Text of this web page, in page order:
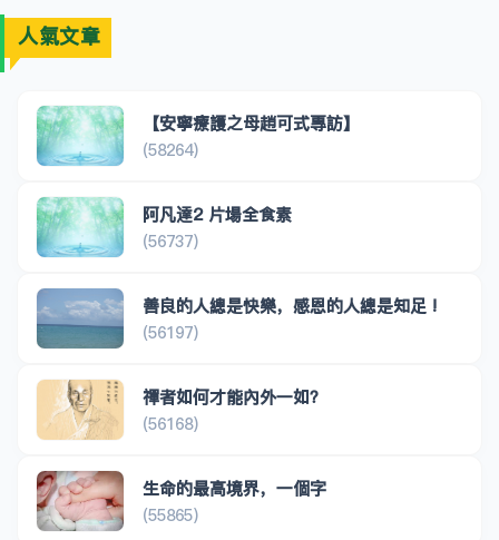
人氣文章
【安寧療護之母趙可式專訪】
(58264)
阿凡達2 片場全食素
(56737)
善良的人總是快樂，感恩的人總是知足 !
(56197)
禪者如何才能內外一如？
(56168)
生命的最高境界，一個字
(55865)